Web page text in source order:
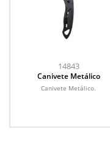
14843
Canivete Metálico
Canivete Metálico.